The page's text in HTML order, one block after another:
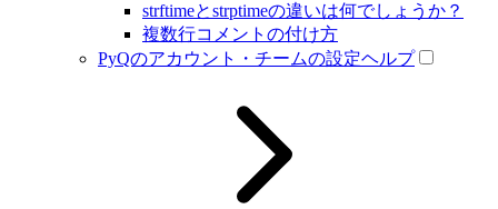
strftimeとstrptimeの違いは何でしょうか？
複数行コメントの付け方
PyQのアカウント・チームの設定ヘルプ